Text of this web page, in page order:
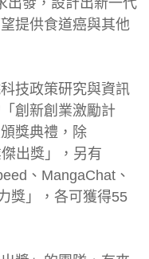
提供食道癌與其他
技政策研究與資訊
創新創業激勵計
獎典禮，除
出獎」，另有
、MangaChat、
獎」，各可獲得55